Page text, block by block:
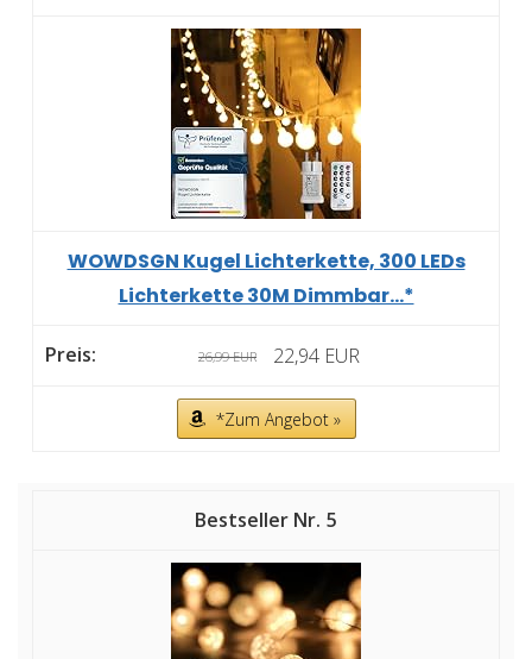
WOWDSGN Kugel Lichterkette, 300 LEDs
Lichterkette 30M Dimmbar...*
26,99 EUR 22,94 EUR
*Zum Angebot »
5